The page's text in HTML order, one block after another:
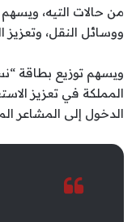
من حالات التيه،
ووسائل النقل، وتعزيز
ويسهم توزيع بطاقة
المملكة في تعزيز
الدخول إلى المشاعر